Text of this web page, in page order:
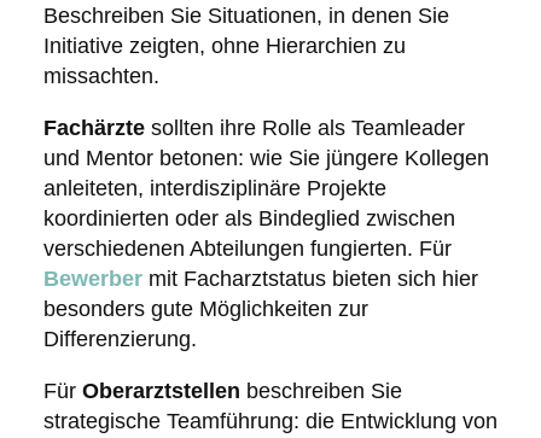
Beschreiben Sie Situationen, in denen Sie
Initiative zeigten, ohne Hierarchien zu
missachten.
Fachärztesollten ihre Rolle als Teamleader
und Mentor betonen: wie Sie jüngere Kollegen
anleiteten, interdisziplinäre Projekte
koordinierten oder als Bindeglied zwischen
verschiedenen Abteilungen fungierten. Für
Bewerbermit Facharztstatus bieten sich hier
besonders gute Möglichkeiten zur
Differenzierung.
Für Oberarztstellen beschreiben Sie
strategische Teamführung: die Entwicklung von